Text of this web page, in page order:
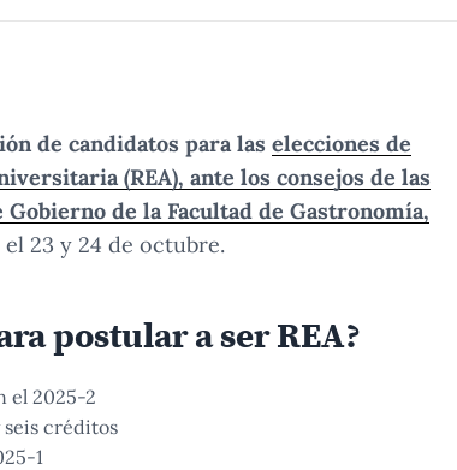
de candidatos para las elecciones de
(REA), ante los consejos de las
de la Facultad de Gastronomía,
el 23 y 24 de octubre.
postular a ser REA?
el 2025-2
seis créditos
1